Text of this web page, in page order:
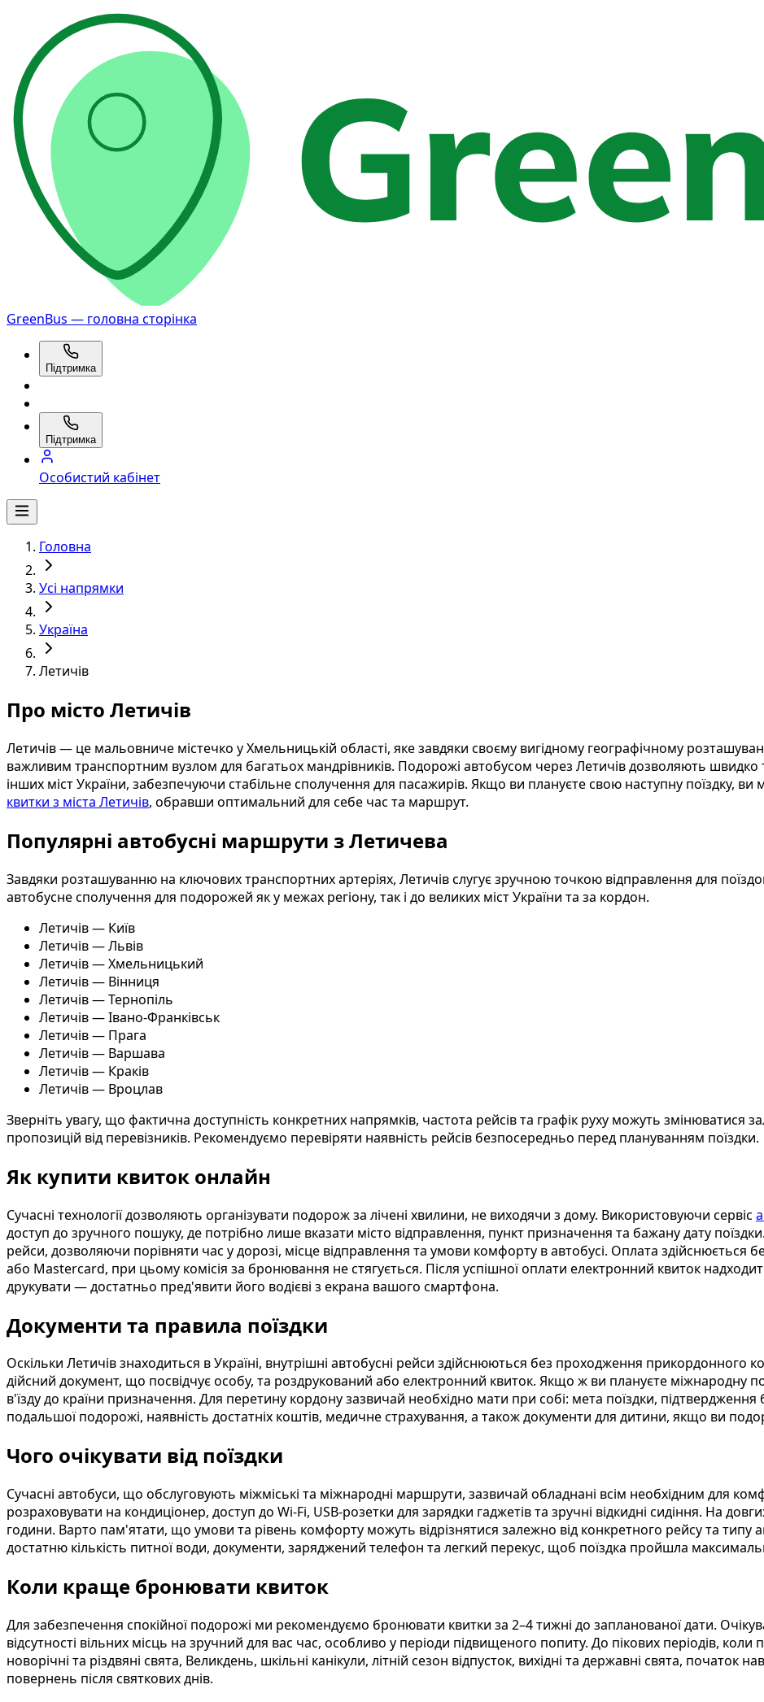
GreenBus — головна сторінка
Підтримка
Підтримка
Особистий кабінет
Головна
Усі напрямки
Україна
Летичів
Про місто Летичів
Летичів — це мальовниче містечко у Хмельницькій області, яке завдяки своєму вигідному географічному
важливим транспортним вузлом для багатьох мандрівників. Подорожі автобусом через Летичів дозволяють швидко
інших міст України, забезпечуючи стабільне сполучення для пасажирів. Якщо ви плануєте свою наступну поїздку,
квитки з міста Летичів, обравши оптимальний для себе час та маршрут.
Популярні автобусні маршрути з Летичева
Завдяки розташуванню на ключових транспортних артеріях, Летичів слугує зручною точкою відправлення для
автобусне сполучення для подорожей як у межах регіону, так і до великих міст України та за кордон.
Летичів — Київ
Летичів — Львів
Летичів — Хмельницький
Летичів — Вінниця
Летичів — Тернопіль
Летичів — Івано-Франківськ
Летичів — Прага
Летичів — Варшава
Летичів — Краків
Летичів — Вроцлав
Зверніть увагу, що фактична доступність конкретних напрямків, частота рейсів та графік руху можуть змінюватися
пропозицій від перевізників. Рекомендуємо перевіряти наявність рейсів безпосередньо перед плануванням поїздки.
Як купити квиток онлайн
Сучасні технології дозволяють організувати подорож за лічені хвилини, не виходячи з дому. Використовуючи сервіс
доступ до зручного пошуку, де потрібно лише вказати місто відправлення, пункт призначення та бажану дату
рейси, дозволяючи порівняти час у дорозі, місце відправлення та умови комфорту в автобусі. Оплата здійснюється
або Mastercard, при цьому комісія за бронювання не стягується. Після успішної оплати електронний квиток
друкувати — достатньо пред'явити його водієві з екрана вашого смартфона.
Документи та правила поїздки
Оскільки Летичів знаходиться в Україні, внутрішні автобусні рейси здійснюються без проходження
дійсний документ, що посвідчує особу, та роздрукований або електронний квиток. Якщо ж ви плануєте міжнародну
в'їзду до країни призначення. Для перетину кордону зазвичай необхідно мати при собі: мета поїздки,
подальшої подорожі, наявність достатніх коштів, медичне страхування, а також документи для дитини, якщо ви
Чого очікувати від поїздки
Сучасні автобуси, що обслуговують міжміські та міжнародні маршрути, зазвичай обладнані всім необхідним для
розраховувати на кондиціонер, доступ до Wi-Fi, USB-розетки для зарядки гаджетів та зручні відкидні сидіння. На
години. Варто пам'ятати, що умови та рівень комфорту можуть відрізнятися залежно від конкретного рейсу та
достатню кількість питної води, документи, заряджений телефон та легкий перекус, щоб поїздка пройшла
Коли краще бронювати квиток
Для забезпечення спокійної подорожі ми рекомендуємо бронювати квитки за 2–4 тижні до запланованої дати.
відсутності вільних місць на зручний для вас час, особливо у періоди підвищеного попиту. До пікових періодів,
новорічні та різдвяні свята, Великдень, шкільні канікули, літній сезон відпусток, вихідні та державні свята, початок
повернень після святкових днів.